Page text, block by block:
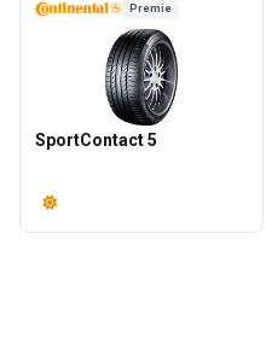
Premie
SportContact 5